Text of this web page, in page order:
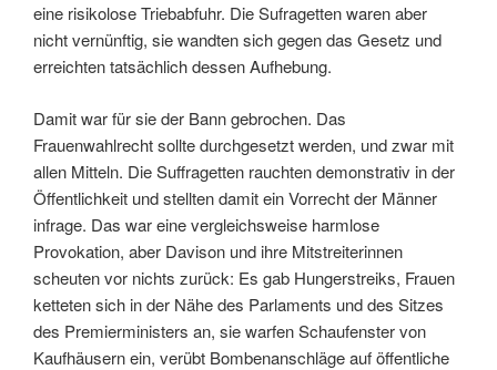
eine risikolose Triebabfuhr. Die Sufragetten waren aber
nicht vernünftig, sie wandten sich gegen das Gesetz und
erreichten tatsächlich dessen Aufhebung.
Damit war für sie der Bann gebrochen. Das
Frauenwahlrecht sollte durchgesetzt werden, und zwar mit
allen Mitteln. Die Suffragetten rauchten demonstrativ in der
Öffentlichkeit und stellten damit ein Vorrecht der Männer
infrage. Das war eine vergleichsweise harmlose
Provokation, aber Davison und ihre Mitstreiterinnen
scheuten vor nichts zurück: Es gab Hungerstreiks, Frauen
ketteten sich in der Nähe des Parlaments und des Sitzes
des Premierministers an, sie warfen Schaufenster von
Kaufhäusern ein, verübt Bombenanschläge auf öffentliche